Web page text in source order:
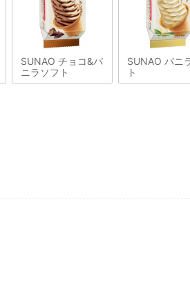
SUNAO チョコ&バ
ニラソフト
SUNAO バニ
ト